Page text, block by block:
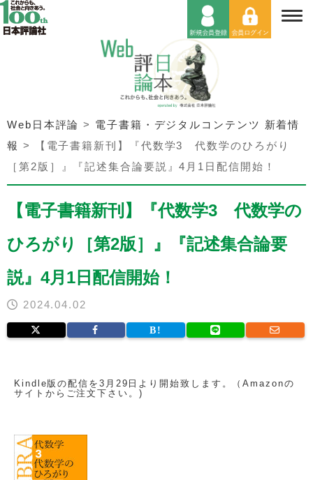
Web日本評論 > 電子書籍・デジタルコンテンツ 新着情
報 >
【電子書籍新刊】『代数学3 代数学のひろがり
［第2版］』『記述集合論要説』4月1日配信開始！
【電子書籍新刊】『代数学3 代数学の
ひろがり［第2版］』『記述集合論要
説』4月1日配信開始！
2024.04.02
Kindle版の配信を3月29日より開始致します。（Amazonの
サイトからご注文下さい。)